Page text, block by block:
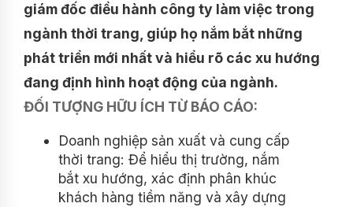
giám đốc điều hành công ty làm việc trong
ngành thời trang, giúp họ nắm bắt những
phát triển mới nhất và hiểu rõ các xu hướng
đang định hình hoạt động của ngành.
ĐỐI TƯỢNG HỮU ÍCH TỪ BÁO CÁO:
Doanh nghiệp sản xuất và cung cấp
thời trang: Để hiểu thị trường, nắm
bắt xu hướng, xác định phân khúc
khách hàng tiềm năng và xây dựng